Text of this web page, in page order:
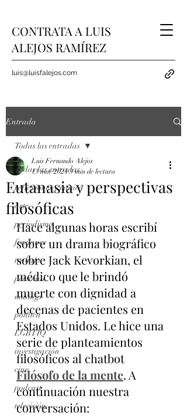
CONTRATA A LUIS
ALEJOS RAMÍREZ
luis@luisfalejos.com
Entrada
Todas las entradas
reflexiones y música
arte
periodismo
freelance
trabajo
personal
musings
política
LGBTIQ
investigación
cine
podcast
televisión
Todas las entradas
Eutanasia y perspectivas
filosóficas
Luis Fernando Alejos
13 mar 2024 3 min de lectura
Hace algunas horas escribí
sobre un drama biográfico
sobre Jack Kevorkian, el
médico que le brindó
muerte con dignidad a
decenas de pacientes en
Estados Unidos. Le hice una
serie de planteamientos
filosóficos al chatbot
Filósofo de la mente. A
continuación nuestra
conversación: